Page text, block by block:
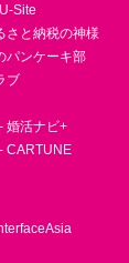
Site
さと納税の神様
パンケーキ部
ブ
婚活ナビ+
CARTUNE